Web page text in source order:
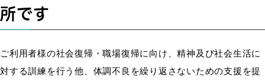
所です
ご利用者様の社会復帰・職場復帰に向け、精神及び社会生活に
対する訓練を行う他、体調不良を繰り返さないための支援を提